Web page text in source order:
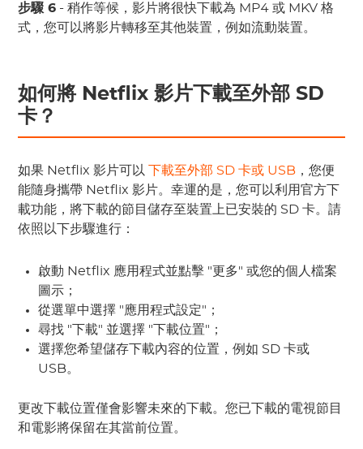
步驟 6 - 稍作等候，影片將很快下載為 MP4 或 MKV 格
式，您可以將影片轉移至其他裝置，例如流動裝置。
如何將 Netflix 影片下載至外部 SD
卡？
如果 Netflix 影片可以下載至外部 SD 卡或 USB ，您便
能隨身攜帶 Netflix 影片。幸運的是，您可以利用官方下
載功能，將下載的節目儲存至裝置上已安裝的 SD 卡。請
依照以下步驟進行：
啟動 Netflix 應用程式並點擊 "更多" 或您的個人檔案
圖示；
從選單中選擇 "應用程式設定"；
尋找 "下載" 並選擇 "下載位置"；
選擇您希望儲存下載內容的位置，例如 SD 卡或
USB。
更改下載位置僅會影響未來的下載。您已下載的電視節目
和電影將保留在其當前位置。